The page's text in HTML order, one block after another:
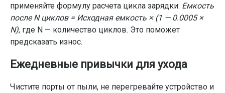
применяйте формулу расчета цикла зарядки: Емкость
после N циклов = Исходная емкость × (1 — 0.0005 ×
N), где N — количество циклов. Это поможет
предсказать износ.
Ежедневные привычки для ухода
Чистите порты от пыли, не перегревайте устройство и